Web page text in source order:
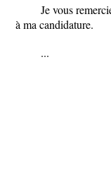
Je vous
à ma candidature.
...